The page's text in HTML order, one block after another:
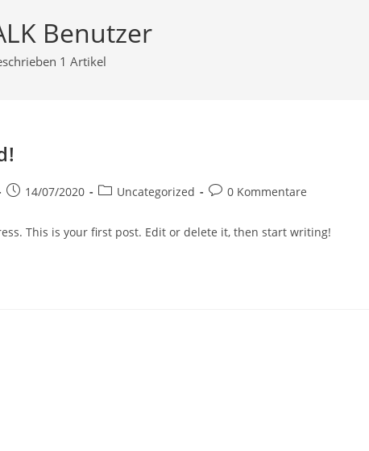
Benutzer
1 Artikel
14/07/2020 Uncategorized 0 Kommentare
This is your first post. Edit or delete it, then start writing!